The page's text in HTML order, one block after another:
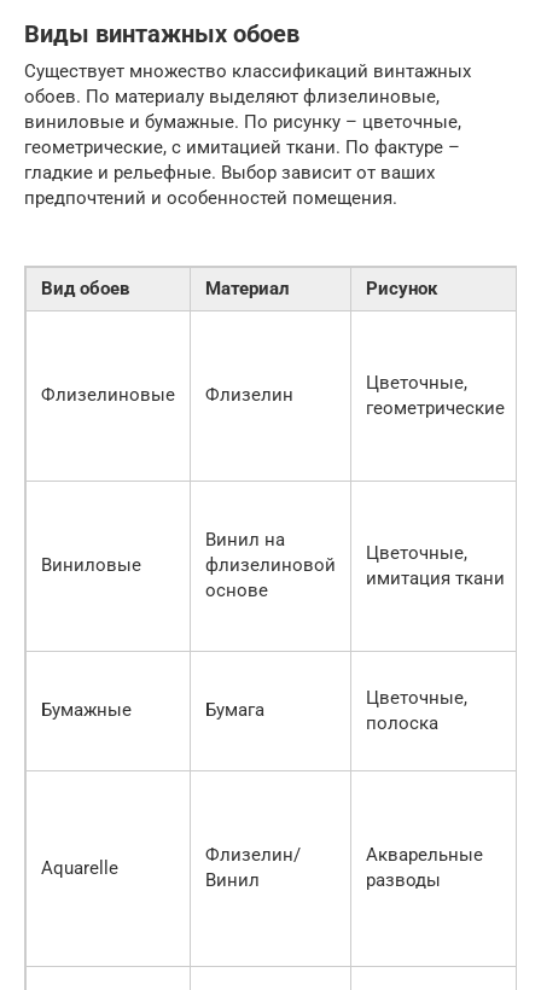
Виды винтажных обоев
Существует множество классификаций винтажных
обоев. По материалу выделяют флизелиновые,
виниловые и бумажные. По рисунку – цветочные,
геометрические, с имитацией ткани. По фактуре –
гладкие и рельефные. Выбор зависит от ваших
предпочтений и особенностей помещения.
Вид обоев Материал Рисунок
Флизелиновые Флизелин
Цветочные,
геометрические
Виниловые
Винил на
флизелиновой
основе
Цветочные,
имитация ткани
Бумажные Бумага
Цветочные,
полоска
Aquarelle
Флизелин/
Винил
Акварельные
разводы